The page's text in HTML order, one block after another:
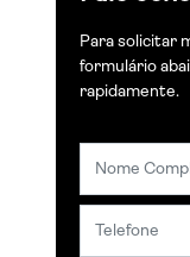
Para solicitar
formulário
rapidamente.